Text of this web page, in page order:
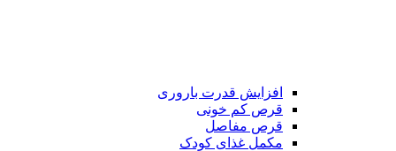
افزایش قدرت باروری
قرص کم خونی
قرص مفاصل
مکمل غذای کودک